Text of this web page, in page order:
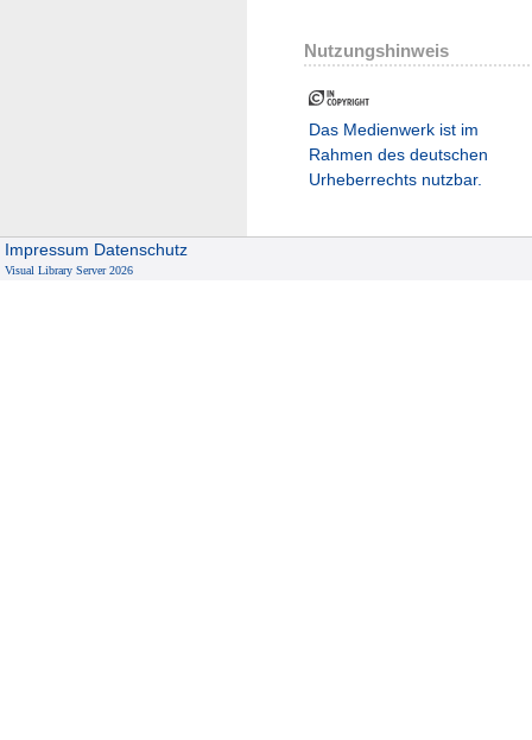
Nutzungshinweis
Das Medienwerk ist im
Rahmen des deutschen
Urheberrechts nutzbar.
Impressum Datenschutz
Visual Library Server 2026